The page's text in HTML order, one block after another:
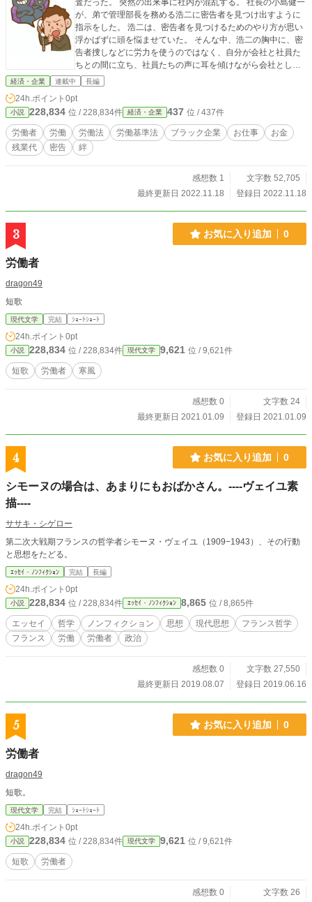
査だった。 突然の出来事に社内が混乱する。 社長の小島健一
が、弟で管理部長を務める浩二に密告者を見つけ出すように
指示をした。 浩二は、密告者を見つけるためのやり方が思い
浮かばずに頭を悩ませていた。 そんな中、浩二の胸中に、密
告者捜しなどに労力を使うのではなく、自分が会社と社員た
ちとの間に立ち、社員たちの声に耳を傾けながら会社として
善処していけばよいのではないかという思いが湧き出てき
は密告者捜しを止めることを了承したが、新たに社内の管理
を強化することを提案してきた。 そのことが、更なる社内の
混乱を巻き起こす。 仕事をやり辛くなった社員たちが、密告
者のせいでこのような状態になったのだという感情を抱き、
互いに懐疑心をぶつけあいながら分裂してしまったのだ。 こ
結束を高めるための仕掛けを実行したのだ。 その仕掛けが功
を奏し、社員たちの結束が高まった。 密告者が誰なのかはわ
た。 それは、一連の出来事の構図を根底から覆す事実だっ
経済・企業 連載中 長編
24h.ポイント 0pt
小説 228,834 位 / 228,834件 経済・企業 437 位 / 437件
労働者 労働 労働法 労働基準法 ブラック企業 お仕事
お金
残業代
密告 絆
感想数 1
文字数 52,705
最終更新日 2022.11.18
登録日 2022.11.18
3 お気に入り追加 0
労働者
dragon49
短歌
現代文学 完結 ｼｮｰﾄｼｮｰﾄ
24h.ポイント 0pt
小説 228,834 位 / 228,834件 現代文学 9,621 位 / 9,621件
短歌 労働者 寒風
感想数 0
文字数 24
最終更新日 2021.01.09
登録日 2021.01.09
4 お気に入り追加 0
シモーヌの場合は、あまりにもおばかさん。----ヴェイユ素
描----
ササキ・シゲロー
第二次大戦期フランスの哲学者シモーヌ・ヴェイユ（1909−1943）、その行動
と思想をたどる。
ｴｯｾｲ・ﾉﾝﾌｨｸｼｮﾝ 完結 長編
24h.ポイント 0pt
小説 228,834 位 / 228,834件 ｴｯｾｲ・ﾉﾝﾌｨｸｼｮﾝ 8,865 位 / 8,865件
エッセイ 哲学 ノンフィクション 思想 現代思想
フランス哲学
フランス
労働 労働者 政治
感想数 0
文字数 27,550
最終更新日 2019.08.07
登録日 2019.06.16
5 お気に入り追加 0
労働者
dragon49
短歌。
現代文学 完結 ｼｮｰﾄｼｮｰﾄ
24h.ポイント 0pt
小説 228,834 位 / 228,834件 現代文学 9,621 位 / 9,621件
短歌 労働者
感想数 0
文字数 26